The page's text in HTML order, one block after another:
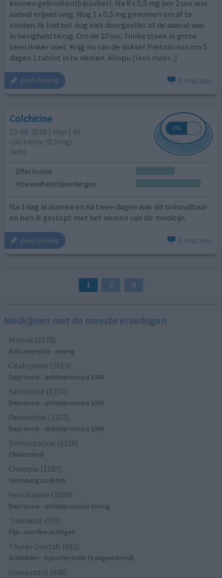
kunnen gebruiken(bijsluiter). Na 8 x 0,5 mg per 2 uur was
aanval vrijwel weg. Nog 1 x 0,5 mg genomen om af te
ronden. Ik had het nog niet doorgeslikt of de aanval was
in hevigheid terug. Om de 10 sec. flinke steek in grote
teen linker voet. Krijg nu van de dokter Pretnisolon om 5
dagen 1 tablet in te nemen. Allopu [lees meer...]
geef mening 0 reacties
Colchicine
22-08-2018 | Man | 48
colchicine (0,5mg)
Jicht
Effectiviteit
Hoeveelheid bijwerkingen
Na 1 dag al diarree en na twee dagen was dit onhoudbaar
en ben ik gestopt met het nemen van dit medicijn.
geef mening 0 reacties
1 2 3
Medicijnen met de meeste ervaringen
Mirena (2378)
Anticonceptie - overig
Citalopram (1513)
Depressie - antidepressiva SSRI
Sertraline (1274)
Depressie - antidepressiva SSRI
Paroxetine (1272)
Depressie - antidepressiva SSRI
Simvastatine (1228)
Cholesterol
Champix (1187)
Verslavingsziekten
Venlafaxine (1004)
Depressie - antidepressiva overig
Tramadol (939)
Pijn - morfine-achtigen
Thyrax Duotab (882)
Schildklier - hypothyroidie (traagwerkend)
Omeprazol (848)